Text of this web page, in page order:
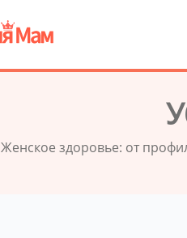
Женское здоровье: от